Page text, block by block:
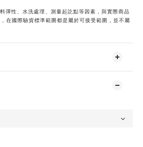
彈性、水洗處理、測量起訖點等因素，與實際商品
在國際驗貨標準範圍都是屬於可接受範圍，並不屬